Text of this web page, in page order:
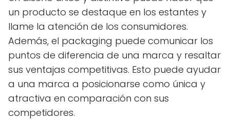
un producto se destaque en los estantes y
llame la atención de los consumidores.
Además, el packaging puede comunicar los
puntos de diferencia de una marca y resaltar
sus ventajas competitivas. Esto puede ayudar
a una marca a posicionarse como única y
atractiva en comparación con sus
competidores.